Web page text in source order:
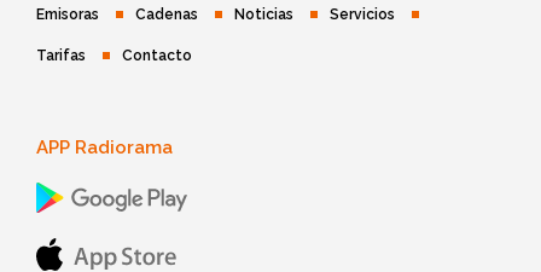
Emisoras Cadenas Noticias Servicios
Tarifas Contacto
APP Radiorama